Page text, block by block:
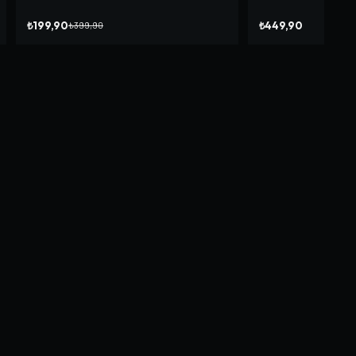
₺199,90₺399,90 ₺449,90